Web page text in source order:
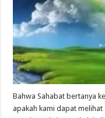
Bahwa Sahabat bertanya
apakah kami dapat melihat